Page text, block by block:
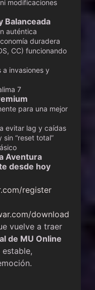
modificaciones
Balanceada
auténtica
duradera
CC) funcionando
a invasiones y
7
para una mejor
evitar lag y caídas
“reset total”
Aventura
desde hoy
register
download
vuelve a traer
de MU Online
estable,